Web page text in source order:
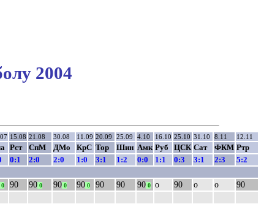
2004
15.08 21.08 30.08 11.09 20.09 25.09 4.10 16.10 25.10 31.10 8.11 12.11
Рст СпМ ДМо КрС Тор Шин Амк Руб ЦСК Сат ФКМ Ртр
0:1 2:0 2:0 1:0 3:1 1:2 0:0 1:1 0:3 3:1 2:3
5:2
0 90 90 0 90 0 90 0 90 90 90 0 о 90 о о
90